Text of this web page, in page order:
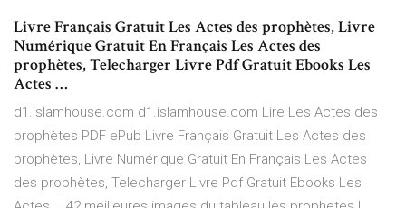
Livre Français Gratuit Les Actes des prophètes, Livre
Numérique Gratuit En Français Les Actes des
prophètes, Telecharger Livre Pdf Gratuit Ebooks Les
Actes …
d1.islamhouse.com d1.islamhouse.com Lire Les Actes des
prophètes PDF ePub Livre Français Gratuit Les Actes des
prophètes, Livre Numérique Gratuit En Français Les Actes
des prophètes, Telecharger Livre Pdf Gratuit Ebooks Les